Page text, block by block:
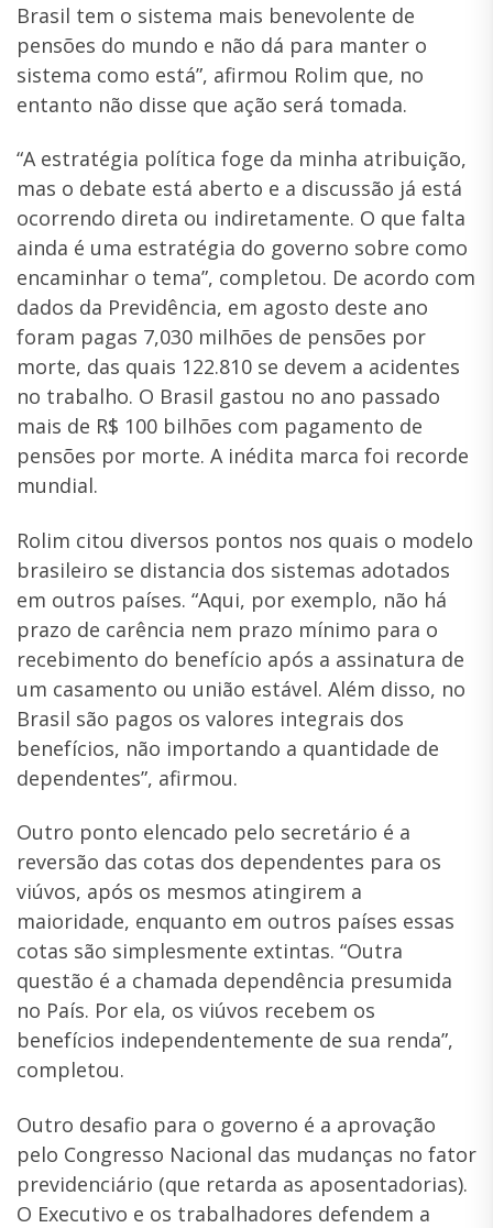
Brasil tem o sistema mais benevolente de
pensões do mundo e não dá para manter o
sistema como está”, afirmou Rolim que, no
entanto não disse que ação será tomada.
“A estratégia política foge da minha atribuição,
mas o debate está aberto e a discussão já está
ocorrendo direta ou indiretamente. O que falta
ainda é uma estratégia do governo sobre como
encaminhar o tema”, completou. De acordo com
dados da Previdência, em agosto deste ano
foram pagas 7,030 milhões de pensões por
morte, das quais 122.810 se devem a acidentes
no trabalho. O Brasil gastou no ano passado
mais de R$ 100 bilhões com pagamento de
pensões por morte. A inédita marca foi recorde
mundial.
Rolim citou diversos pontos nos quais o modelo
brasileiro se distancia dos sistemas adotados
em outros países. “Aqui, por exemplo, não há
prazo de carência nem prazo mínimo para o
recebimento do benefício após a assinatura de
um casamento ou união estável. Além disso, no
Brasil são pagos os valores integrais dos
benefícios, não importando a quantidade de
dependentes”, afirmou.
Outro ponto elencado pelo secretário é a
reversão das cotas dos dependentes para os
viúvos, após os mesmos atingirem a
maioridade, enquanto em outros países essas
cotas são simplesmente extintas. “Outra
questão é a chamada dependência presumida
no País. Por ela, os viúvos recebem os
benefícios independentemente de sua renda”,
completou.
Outro desafio para o governo é a aprovação
pelo Congresso Nacional das mudanças no fator
previdenciário (que retarda as aposentadorias).
O Executivo e os trabalhadores defendem a